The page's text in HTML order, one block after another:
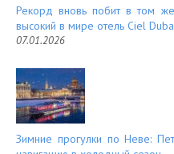
Рекорд вновь побит в том
высокий в мире отель Ciel
07.01.2026
Зимние прогулки по Неве: